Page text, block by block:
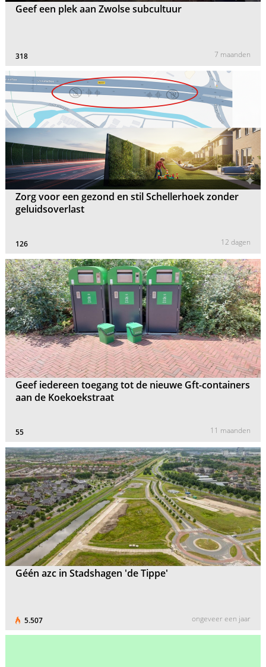
Geef een plek aan Zwolse subcultuur
318 7 maanden
Zorg voor een gezond en stil Schellerhoek zonder
geluidsoverlast
126 12 dagen
Geef iedereen toegang tot de nieuwe Gft-containers
aan de Koekoekstraat
55 11 maanden
Géén azc in Stadshagen 'de Tippe'
5.507 ongeveer een jaar